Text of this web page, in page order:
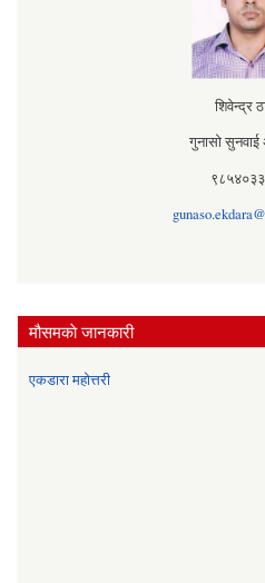
शिवेन्द्र
गुनासो सुनवाई
मौसमकाे जानकारी
एकडारा महोत्तरी